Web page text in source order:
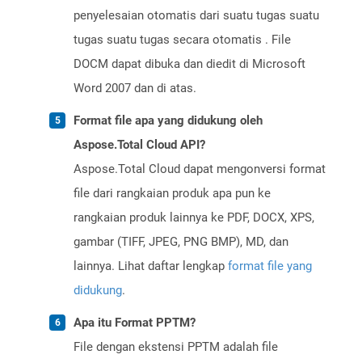
penyelesaian otomatis dari suatu tugas suatu
tugas suatu tugas secara otomatis . File
DOCM dapat dibuka dan diedit di Microsoft
Word 2007 dan di atas.
Format file apa yang didukung oleh
Aspose.Total Cloud API?
Aspose.Total Cloud dapat mengonversi format
file dari rangkaian produk apa pun ke
rangkaian produk lainnya ke PDF, DOCX, XPS,
gambar (TIFF, JPEG, PNG BMP), MD, dan
lainnya. Lihat daftar lengkap format file yang
didukung.
Apa itu Format PPTM?
File dengan ekstensi PPTM adalah file